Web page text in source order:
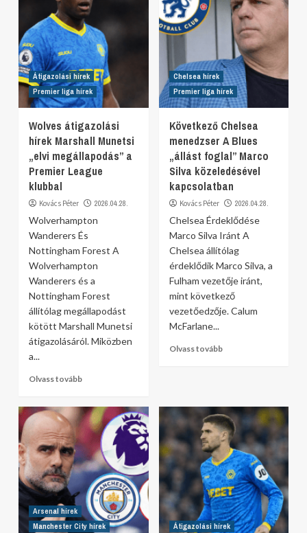
Átigazolási hírek
Premier liga hírek
Wolves átigazolási
hírek Marshall Munetsi
„elvi megállapodás” a
Premier League
klubbal
Kovács Péter 2026.04.28.
Wolverhampton
Wanderers És
Nottingham Forest A
Wolverhampton
Wanderers és a
Nottingham Forest
állítólag megállapodást
kötött Marshall Munetsi
átigazolásáról. Miközben
a...
Olvass tovább
Chelsea hírek
Premier liga hírek
Következő Chelsea
menedzser A Blues
„állást foglal” Marco
Silva közeledésével
kapcsolatban
Kovács Péter 2026.04.28.
Chelsea Érdeklődése
Marco Silva Iránt A
Chelsea állítólag
érdeklődik Marco Silva, a
Fulham vezetője iránt,
mint következő
vezetőedzője. Calum
McFarlane...
Olvass tovább
Arsenal hírek
Manchester City hírek
Átigazolási hírek